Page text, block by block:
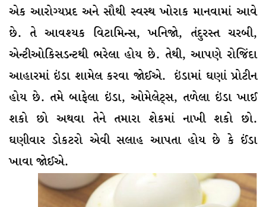
એક આરોગ્યપ્રદ અને સૌથી સ્વસ્થ ખોરાક માનવામાં આવે
છે. તે આવશ્યક વિટામિન્સ, ખનિજો, તંદુરસ્ત ચરબી,
એન્ટીઓકિસડન્ટથી ભરેલા હોય છે. તેથી, આપણે રોજિંદા
આહારમાં ઇંડા શામેલ કરવા જોઈએ. ઇંડામાં ઘણાં પ્રોટીન
હોય છે. તમે બાફેલા ઇંડા, ઓમેલેટ્સ, તળેલા ઇંડા ખાઈ
શકો છો અથવા તેને તમારા શેકમાં નાખી શકો છો.
ઘણીવાર ડોકટરો એવી સલાહ આપતા હોય છે કે ઈંડા
ખાવા જોઈએ.